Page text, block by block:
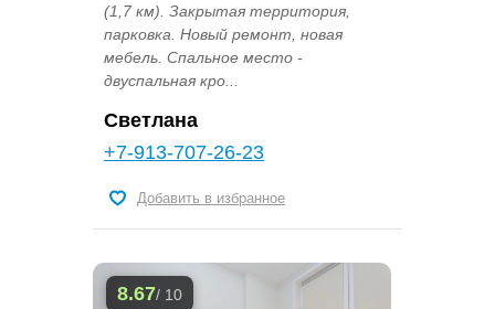
(1,7 км). Закрытая территория,
парковка. Новый ремонт, новая
мебель. Спальное место -
двуспальная кро...
Светлана
+7-913-707-26-23
Добавить в избранное
8.67/ 10